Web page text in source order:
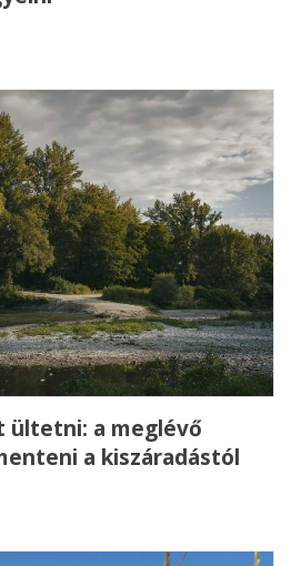
ültetni: a meglévő
a kiszáradástól